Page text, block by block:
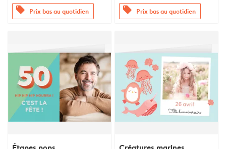
offers Prix bas au quotidien offers Prix bas au quotidien